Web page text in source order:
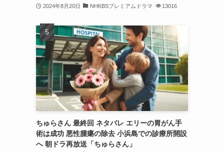
2024年8月20日 NHKBSプレミアムドラマ 13016
ちゅらさん 最終回 ネタバレ エリーの胃がん手
術は成功 悪性腫瘍の除去 小浜島での診療所開設
へ 朝ドラ再放送「ちゅらさん」